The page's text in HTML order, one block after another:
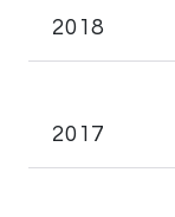
2018
2017